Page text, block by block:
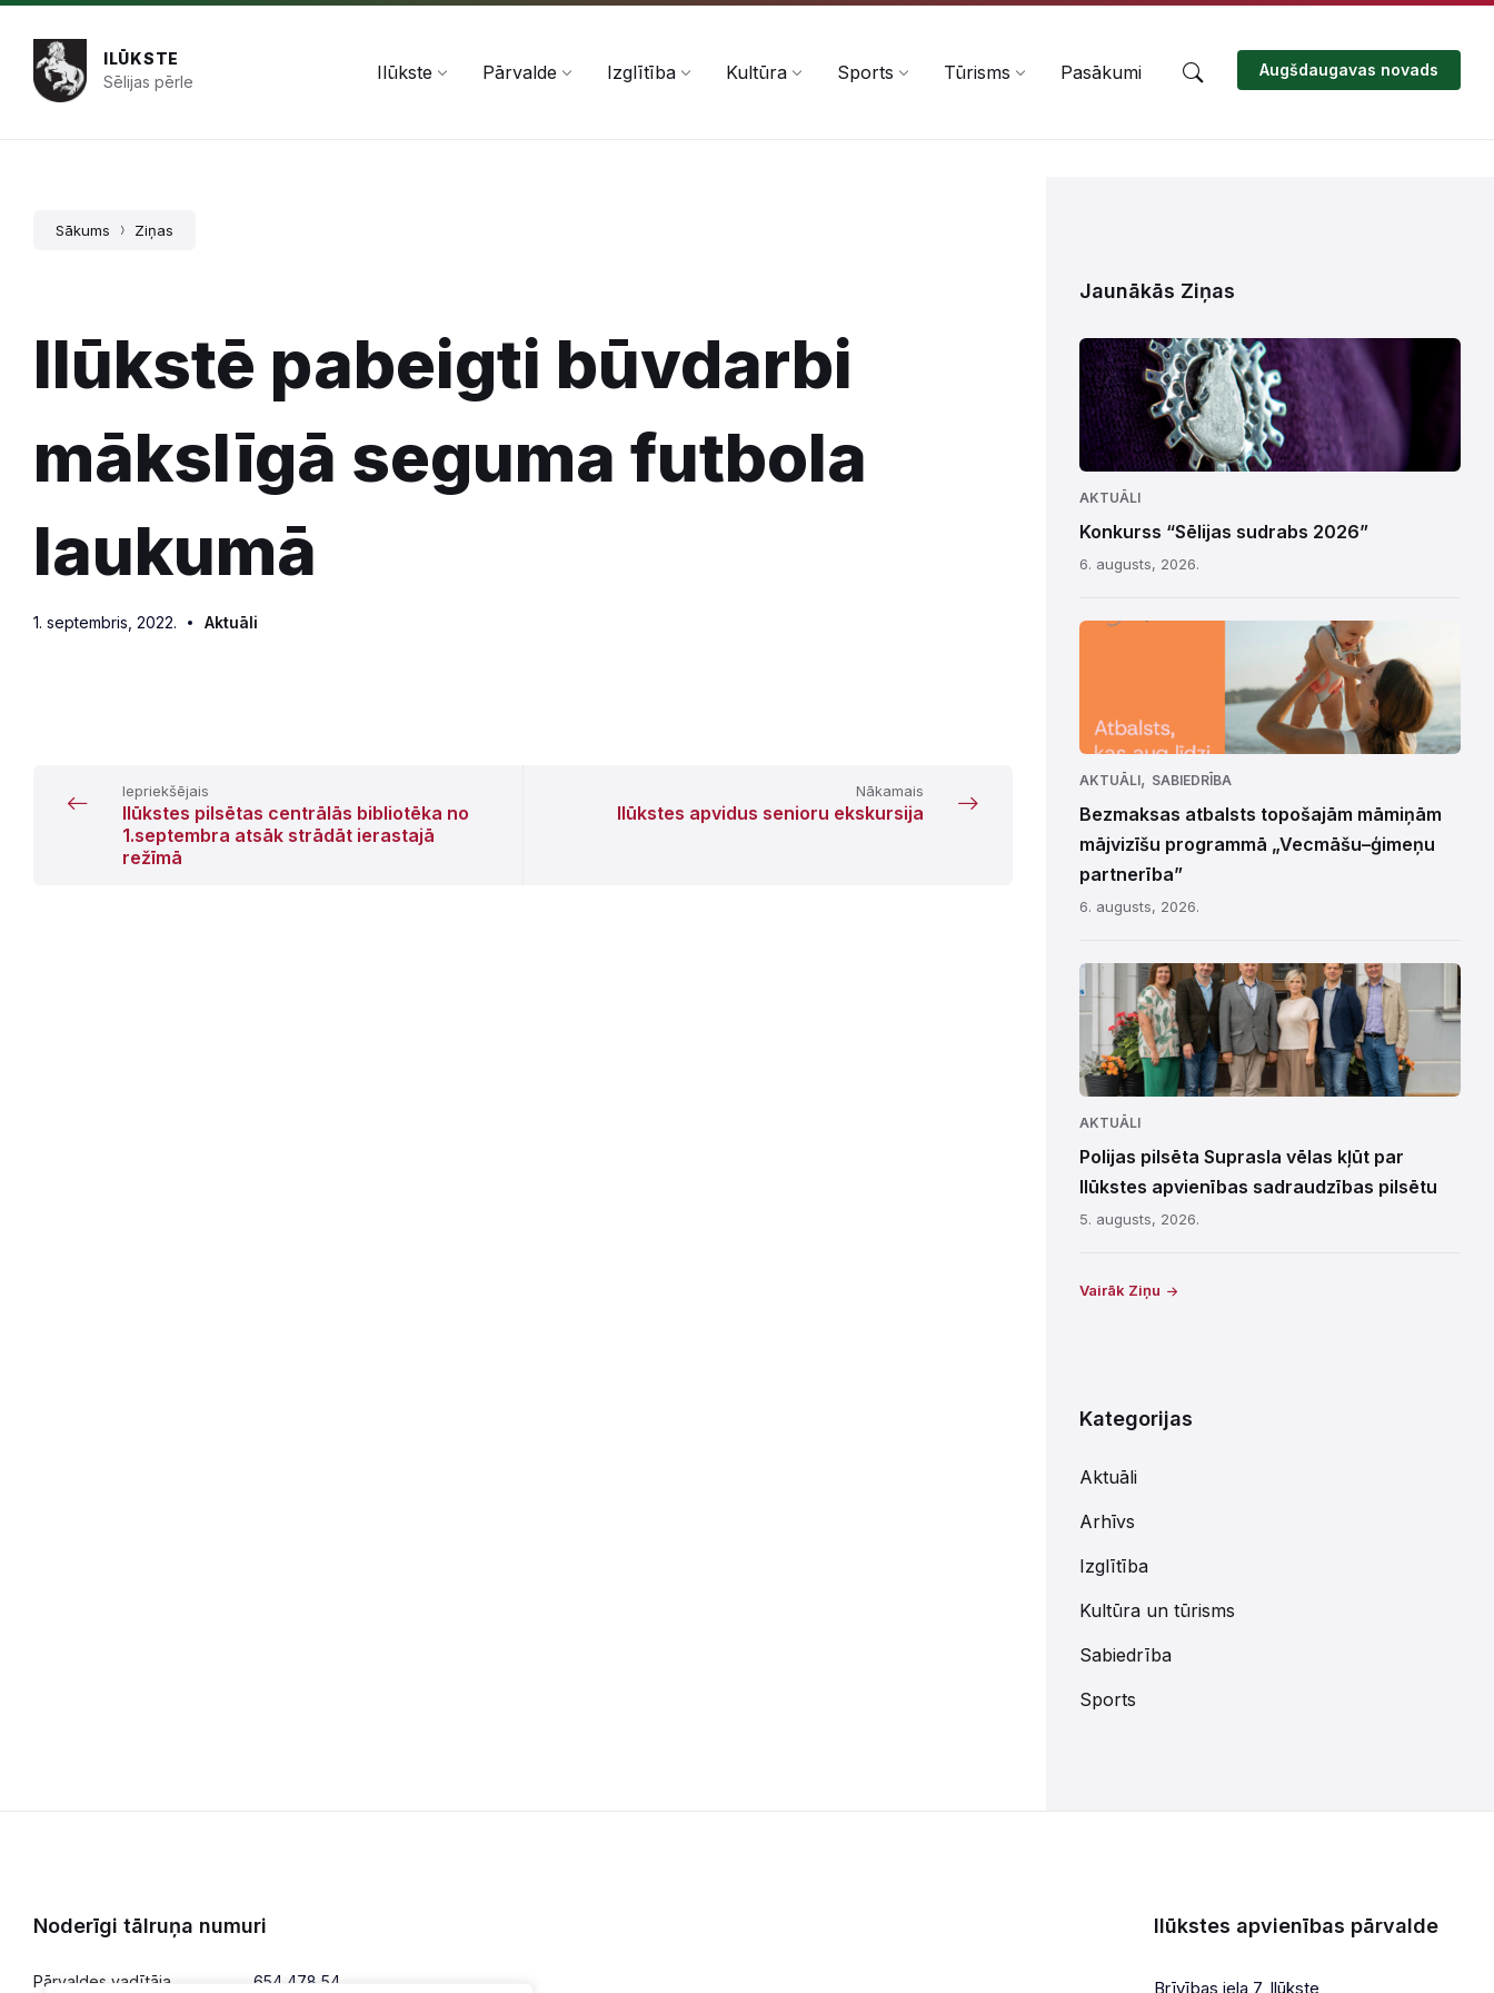
Pāriet
saturu
Skip
navigation
Skip
footer
ILŪKSTE
Sēlijas pērle
Ilūkste Pārvalde Izglītība Kultūra Sports Tūrisms Pasākumi Augšdaugavas novads
Sākums Ziņas
Ilūkstē pabeigti būvdarbi
mākslīgā seguma futbola
laukumā
1. septembris, 2022. Aktuāli
Iepriekšējais
Ilūkstes pilsētas centrālās bibliotēka no
1.septembra atsāk strādāt ierastajā
režīmā
Nākamais
Ilūkstes apvidus senioru ekskursija
Jaunākās Ziņas
AKTUĀLI
Konkurss “Sēlijas sudrabs 2026”
6. augusts, 2026.
AKTUĀLI, SABIEDRĪBA
Bezmaksas atbalsts topošajām māmiņām
mājvizīšu programmā „Vecmāšu–ģimeņu
partnerība”
6. augusts, 2026.
AKTUĀLI
Polijas pilsēta Suprasla vēlas kļūt par
Ilūkstes apvienības sadraudzības pilsētu
5. augusts, 2026.
Vairāk Ziņu
Kategorijas
Aktuāli
Arhīvs
Izglītība
Kultūra un tūrisms
Sabiedrība
Sports
Noderīgi tālruņa numuri
Pārvaldes vadītāja 654 478 54
Ilūkstes apvienības pārvalde
Brīvības iela 7, Ilūkste,